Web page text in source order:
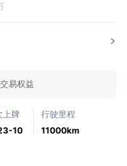
易权益
上牌
10
行驶里程
11000km